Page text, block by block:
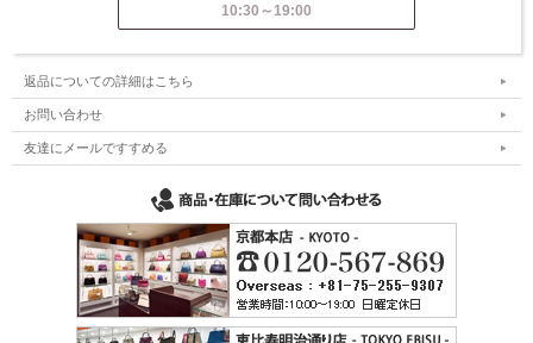
10:30～19:00
返品についての詳細はこちら
お問い合わせ
友達にメールですすめる